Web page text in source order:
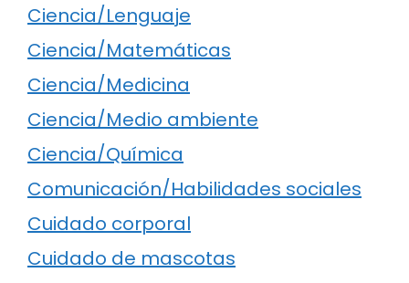
Ciencia/Lenguaje
Ciencia/Matemáticas
Ciencia/Medicina
Ciencia/Medio ambiente
Ciencia/Química
Comunicación/Habilidades sociales
Cuidado corporal
Cuidado de mascotas